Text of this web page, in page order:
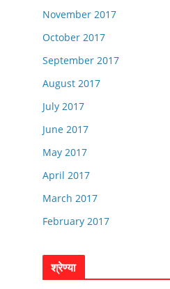
November 2017
October 2017
September 2017
August 2017
July 2017
June 2017
May 2017
April 2017
March 2017
February 2017
श्रेण्या